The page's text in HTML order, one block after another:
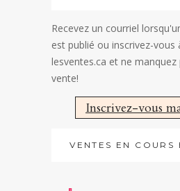
Recevez un courriel
est publié ou inscrivez-vous
lesventes.ca et ne manquez
vente!
Inscrivez-vous
VENTES EN COURS